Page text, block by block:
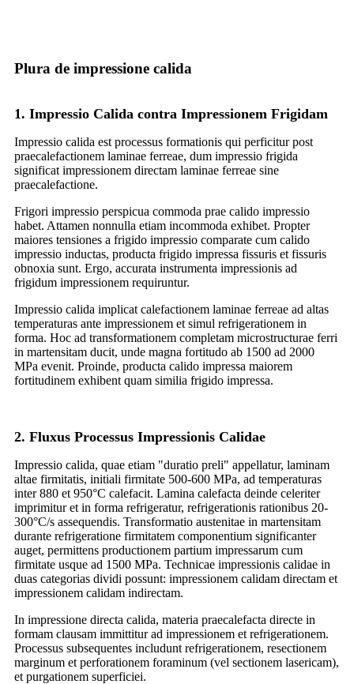
Plura de impressione calida
1. Impressio Calida contra Impressionem Frigidam
Impressio calida est processus formationis qui perficitur post
praecalefactionem laminae ferreae, dum impressio frigida
significat impressionem directam laminae ferreae sine
praecalefactione.
Frigori impressio perspicua commoda prae calido impressio
habet. Attamen nonnulla etiam incommoda exhibet. Propter
maiores tensiones a frigido impressio comparate cum calido
impressio inductas, producta frigido impressa fissuris et fissuris
obnoxia sunt. Ergo, accurata instrumenta impressionis ad
frigidum impressionem requiruntur.
Impressio calida implicat calefactionem laminae ferreae ad altas
temperaturas ante impressionem et simul refrigerationem in
forma. Hoc ad transformationem completam microstructurae ferri
in martensitam ducit, unde magna fortitudo ab 1500 ad 2000
MPa evenit. Proinde, producta calido impressa maiorem
fortitudinem exhibent quam similia frigido impressa.
2. Fluxus Processus Impressionis Calidae
Impressio calida, quae etiam "duratio preli" appellatur, laminam
altae firmitatis, initiali firmitate 500-600 MPa, ad temperaturas
inter 880 et 950°C calefacit. Lamina calefacta deinde celeriter
imprimitur et in forma refrigeratur, refrigerationis rationibus 20-
300°C/s assequendis. Transformatio austenitae in martensitam
durante refrigeratione firmitatem componentium significanter
auget, permittens productionem partium impressarum cum
firmitate usque ad 1500 MPa. Technicae impressionis calidae in
duas categorias dividi possunt: ​​impressionem calidam directam et
impressionem calidam indirectam.
In impressione directa calida, materia praecalefacta directe in
formam clausam immittitur ad impressionem et refrigerationem.
Processus subsequentes includunt refrigerationem, resectionem
marginum et perforationem foraminum (vel sectionem lasericam),
et purgationem superficiei.